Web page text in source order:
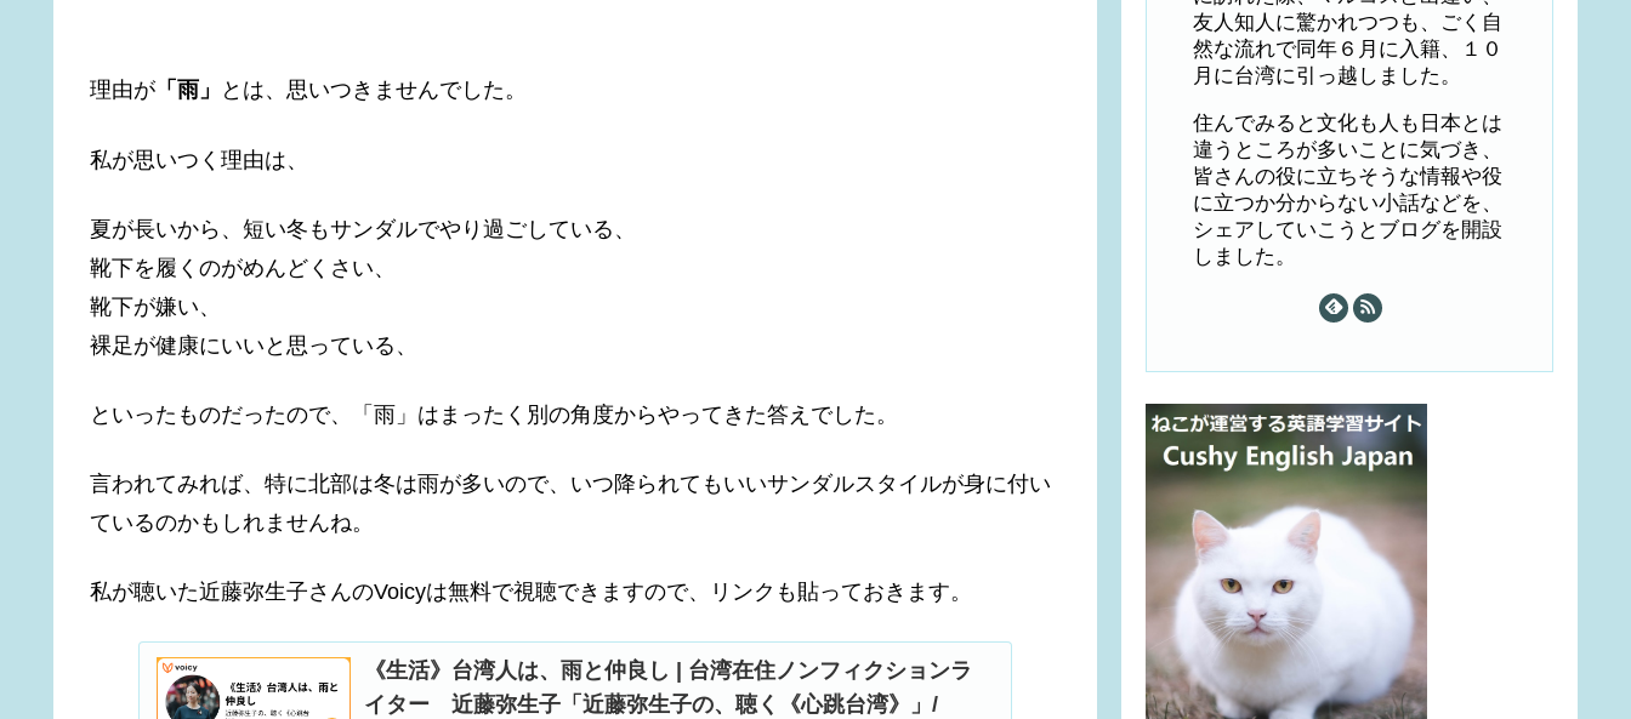
理由が 「雨」 とは、思いつきませんでした。
私が思いつく理由は、
夏が長いから、短い冬もサンダルでやり過ごしている、
靴下を履くのがめんどくさい、
靴下が嫌い、
裸足が健康にいいと思っている、
といったものだったので、「雨」はまったく別の角度からやってきた答えでした。
言われてみれば、特に北部は冬は雨が多いので、いつ降られてもいいサンダルスタイルが身に付い
ているのかもしれませんね。
私が聴いた近藤弥生子さんのVoicyは無料で視聴できますので、リンクも貼っておきます。
《生活》台湾人は、雨と仲良し | 台湾在住ノンフィクションラ
イター 近藤弥生子「近藤弥生子の、聴く《心跳台湾》」/
友人知人に驚かれつつも、ごく自
然な流れで同年６月に入籍、１０
月に台湾に引っ越しました。
住んでみると文化も人も日本とは
違うところが多いことに気づき、
皆さんの役に立ちそうな情報や役
に立つか分からない小話などを、
シェアしていこうとブログを開設
しました。